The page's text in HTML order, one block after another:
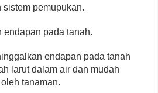
pemupukan.
endapan pada tanah.
endapan pada tanah
larut dalam air dan mudah
tanaman.